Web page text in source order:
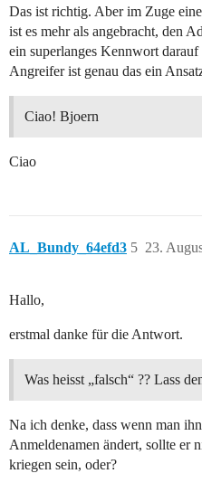
Das ist richtig. Aber im Zuge
ist es mehr als angebracht, den
ein superlanges Kennwort
Angreifer ist genau das ein
Ciao! Bjoern
Ciao
AL_Bundy_64efd3 23.
5
Hallo,
erstmal danke für die Antwort.
Was heisst „falsch“ ?? Lass
Na ich denke, dass wenn man
Anmeldenamen ändert, sollte er
kriegen sein, oder?